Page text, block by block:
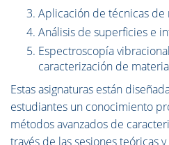
Aplicación de técnicas de
Análisis de superficies e
Espectroscopía
caracterización de
Estas asignaturas están
estudiantes un conocimiento
métodos avanzados de
través de las sesiones teóricas